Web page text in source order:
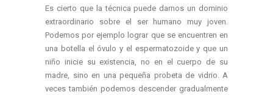
Es cierto que la técnica puede darnos un dominio
extraordinario sobre el ser humano muy joven.
Podemos por ejemplo lograr que se encuentren en
una botella el óvulo y el espermatozoide y que un
niño inicie su existencia, no en el cuerpo de su
madre, sino en una pequeña probeta de vidrio. A
veces también podemos descender gradualmente